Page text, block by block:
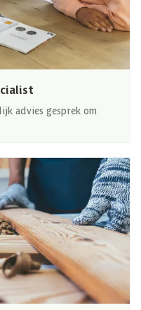
advies gesprek om